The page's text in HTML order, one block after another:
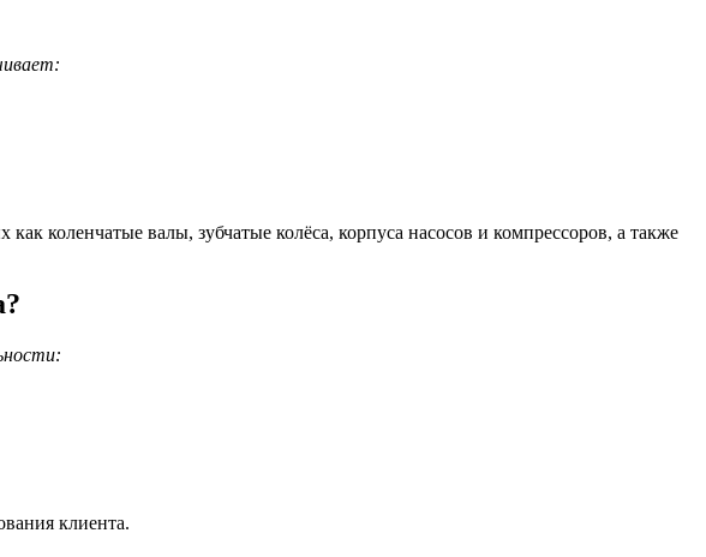
коленчатые валы, зубчатые колёса, корпуса насосов и компрессоров, а также
клиента.